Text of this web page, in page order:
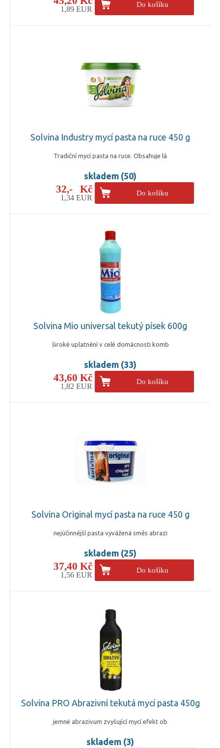
1,89 EUR
Do košíku
Solvina Industry mycí pasta na ruce 450 g
Tradiční mycí pasta na ruce. Obsahuje lá
skladem (50)
32,- Kč
1,34 EUR
Do košíku
Solvina Mio universal tekutý písek 600g
široké uplatnění v celé domácnosti komb
skladem (33)
43,60 Kč
1,82 EUR
Do košíku
Solvina Original mycí pasta na ruce 450 g
nejúčinnější pasta vyvážená směs abrazi
skladem (25)
37,40 Kč
1,56 EUR
Do košíku
Solvina PRO Abrazivní tekutá mycí pasta 450g
jemné abrazivum zvyšující mycí efekt ob
skladem (3)